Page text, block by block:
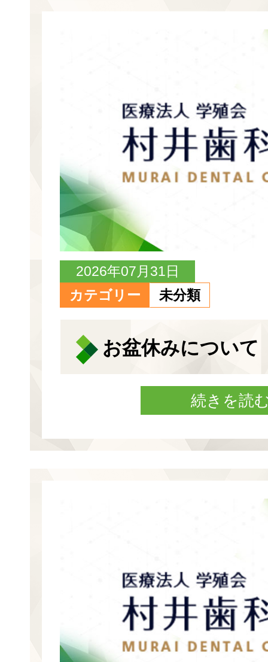
2026年07月31日
カテゴリー
未分類
お盆休みについて
続きを読